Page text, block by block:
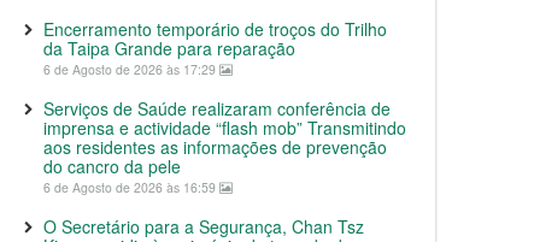
Encerramento temporário de troços do Trilho
da Taipa Grande para reparação
6 de Agosto de 2026 às 17:29
Serviços de Saúde realizaram conferência de
imprensa e actividade “flash mob” Transmitindo
aos residentes as informações de prevenção
do cancro da pele
6 de Agosto de 2026 às 16:59
O Secretário para a Segurança, Chan Tsz